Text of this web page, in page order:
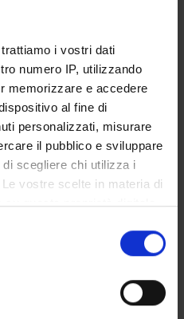
trattiamo i vostri dati
numero IP, utilizzando
memorizzare e accedere
al fine di
personalizzati, misurare
il pubblico e sviluppare
scegliere chi utilizza i
vostre scelte in materia di
questa proprietà digitale
consenso in qualsiasi
sui cookie o facendo clic
SUPERIORE